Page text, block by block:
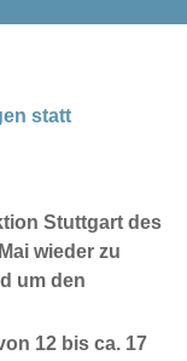
statt
Stuttgart des
wieder zu
um den
12 bis ca. 17